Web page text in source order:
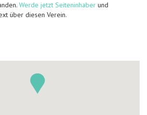
Werde jetzt Seiteninhaber und
über diesen Verein.